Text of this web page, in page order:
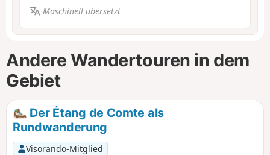
Maschinell übersetzt
Andere Wandertouren in dem
Gebiet
Der Étang de Comte als
Rundwanderung
Visorando-Mitglied